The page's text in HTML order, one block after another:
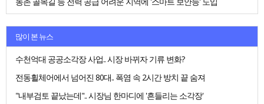
많이 본 뉴스
수천억대 공공소각장 사업.. 시장 바뀌자 기류 변화?
전동휠체어에서 넘어진 80대.. 폭염 속 2시간 방치 끝 숨져
"내부검토 끝났는데".. 시장님 한마디에 '흔들리는 소각장'